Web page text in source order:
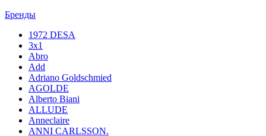
Бренды
1972 DESA
3x1
Abro
Add
Adriano Goldschmied
AGOLDE
Alberto Biani
ALLUDE
Anneclaire
ANNI CARLSSON.